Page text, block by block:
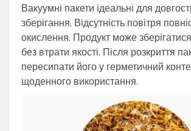
Вакуумні пакети ідеальні для
зберігання. Відсутність повітря
окислення. Продукт може
без втрати якості. Після розкриття
пересипати його у герметичний
щоденного використання.